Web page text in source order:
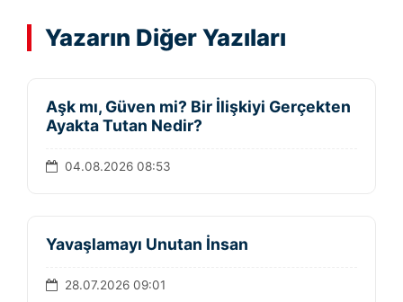
Yazarın Diğer Yazıları
Aşk mı, Güven mi? Bir İlişkiyi Gerçekten
Ayakta Tutan Nedir?
04.08.2026 08:53
Yavaşlamayı Unutan İnsan
28.07.2026 09:01